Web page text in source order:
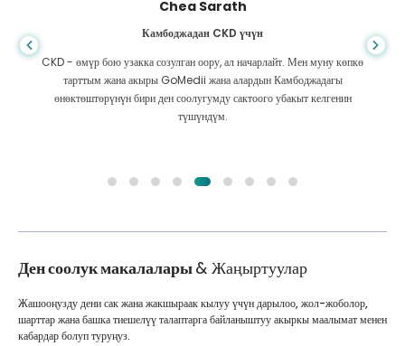
Ариф Хафиз
Боор циррозу үчүн Бангладештен
Жашоо качан туура эмес бурулуп кетерин эч качан билбейсиң, мага
боордун циррозу деген диагноз коюлганда, барар жерим жок болчу.
Акчам аз болуп, эмне кыларымды билбей калдым. Мен Бангладештеги
GoMedii өнөктөшү менен байланыштым.
Ден соолук макалалары& Жаңыртуулар
Жашооңузду дени сак жана жакшыраак кылуу үчүн дарылоо, жол-жоболор,
шарттар жана башка тиешелүү талаптарга байланыштуу акыркы маалымат менен
кабардар болуп туруңуз.